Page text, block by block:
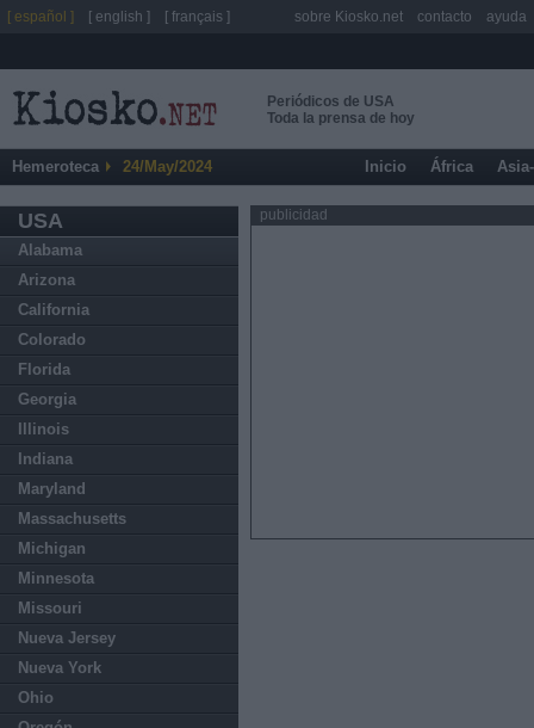
Periódicos de USA
Toda la prensa de hoy
Hemeroteca 24/May/2024 Inicio África
USA
Alabama
Arizona
California
Colorado
Florida
Georgia
Illinois
Indiana
Maryland
Massachusetts
Michigan
Minnesota
Missouri
Nueva Jersey
Nueva York
Ohio
publicidad
[ español ] [ english ] [ français ] sobre Kiosko.net contacto ayuda